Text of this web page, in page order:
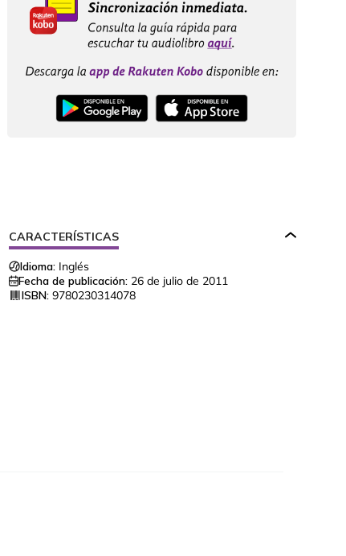
CARACTERÍSTICAS
Idioma: Inglés
Fecha de publicación: 26 de julio de 2011
ISBN: 9780230314078